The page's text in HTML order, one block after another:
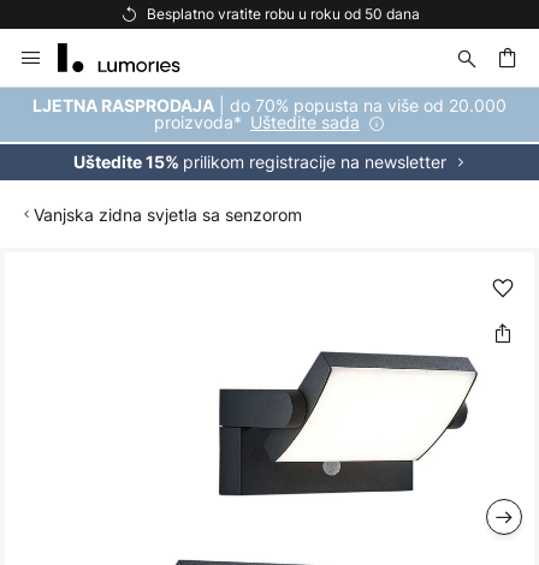
Besplatno vratite robu u roku od 50 dana
to
Content
LJETNA RASPRODAJA | do 70% popusta na više od 20.000
proizvoda* Uštedite sada
Uštedite 15% prilikom registracije na newsletter
Vanjska zidna svjetla sa senzorom